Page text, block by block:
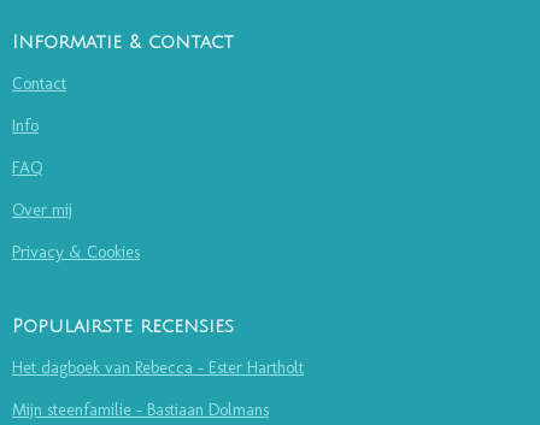
Informatie & contact
Contact
Info
FAQ
Over mij
Privacy & Cookies
Populairste recensies
Het dagboek van Rebecca - Ester Hartholt
Mijn steenfamilie - Bastiaan Dolmans